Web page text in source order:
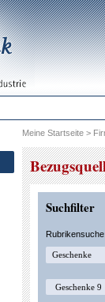
Meine Startseite >
Suchfilter
Rubrikensuche: